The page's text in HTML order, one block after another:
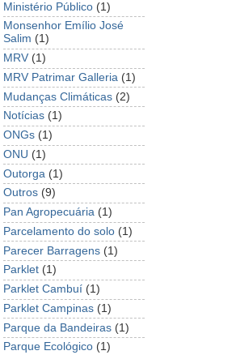
Ministério Público (1)
Monsenhor Emílio José
Salim (1)
MRV (1)
MRV Patrimar Galleria (1)
Mudanças Climáticas (2)
Notícias (1)
ONGs (1)
ONU (1)
Outorga (1)
Outros (9)
Pan Agropecuária (1)
Parcelamento do solo (1)
Parecer Barragens (1)
Parklet (1)
Parklet Cambuí (1)
Parklet Campinas (1)
Parque da Bandeiras (1)
Parque Ecológico (1)